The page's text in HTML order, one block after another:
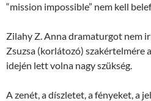
“mission impossible” nem kell
Zilahy Z. Anna dramaturgot nem
Zsuzsa (korlátozó) szakértelmére
idején lett volna nagy szükség.
A zenét, a díszletet, a fényeket, a